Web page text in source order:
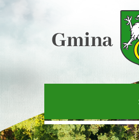
[interaktywna-mapa]